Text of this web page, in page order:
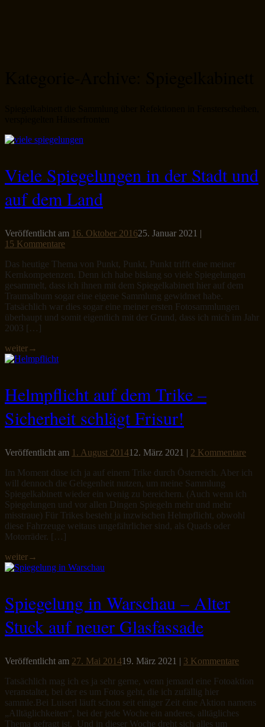
Viele Spiegelungen in der Stadt und
auf dem Land
Veröffentlicht am 16. Oktober 201625. Januar 2021 |
15 Kommentare
Das heutige Thema von Punkt, Punkt, Punkt trifft eine meiner
Kernkompetenzen. Denn ich habe bislang so viele Spiegelungen
gesammelt, dass ich ihnen mit dem Spiegelkabinett hier auf dem
Traumalbum sogar eine eigene Sammlung gewidmet habe.
Tatsächlich war dies sogar eine meiner ersten Fotosammlungen
überhaupt und somit eigentlich mit der Grund, dass ich mich im Jahr
2003 […]
weiter→
Helmpflicht auf dem Trike –
Sicherheit schlägt Frisur!
Veröffentlicht am 1. August 201412. März 2021 | 2 Kommentare
Im Moment düse ich ja auf einem Trike durch Österreich. Aber ich
will dennoch die Gelegenheit nutzen, um meine Sammlung
Spiegelkabinett wieder ein wenig zu bereichern. (Auch wenn ich
Spiegelungen und vor allen Dingen Spiegeln mehr und mehr
misstraue) Für Trikes besteht ja inzwischen Helmpflicht, obwohl
diese Fahrzeuge weitaus ungefährlicher sind, als Quads oder
Motorräder. […]
weiter→
Spiegelung in Warschau – Alter
Stuck auf neuer Glasfassade
Veröffentlicht am 27. Mai 201419. März 2021 | 3 Kommentare
Tatsächlich mag ich es ja sehr gerne, wenn jemand eine Fotoaktion
veranstaltet, bei der es um Fotos geht, die ich zufällig hier
sammle.Bei Luiserl läuft schon seit einiger Zeit eine Aktion namens
„Alltäglichkeiten“, bei der jede Woche ein anderes, alltägliches
Thema gefragt ist. Und in dieser Woche dreht sich alles um